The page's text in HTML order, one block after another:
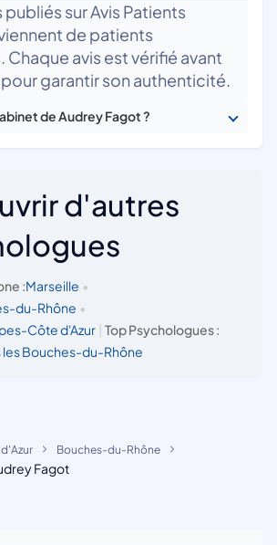
publiés sur Avis Patients
de patients
Chaque avis est vérifié avant
garantir son authenticité.
de Audrey Fagot ?
d'autres
:Marseille •
du-Rhône •
Côte d'Azur
Top Psychologues :
les Bouches-du-Rhône
Bouches-du-Rhône
Fagot